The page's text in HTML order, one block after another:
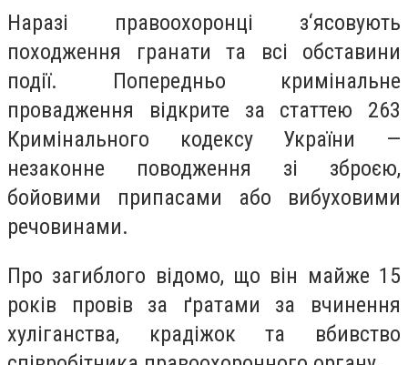
Наразі правоохоронці з‘ясовують
походження гранати та всі обставини
події. Попередньо кримінальне
провадження відкрите за статтею 263
Кримінального кодексу України —
незаконне поводження зі зброєю,
бойовими припасами або вибуховими
речовинами.
Про загиблого відомо, що він майже 15
років провів за ґратами за вчинення
хуліганства, крадіжок та вбивство